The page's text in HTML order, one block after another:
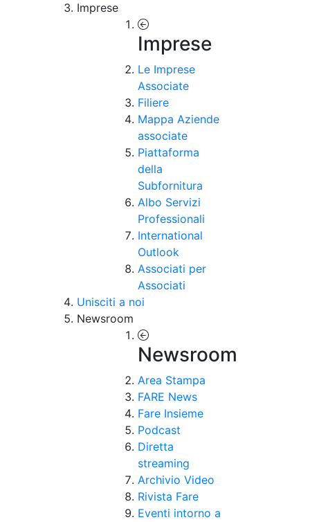
Imprese
Imprese
Le Imprese
Associate
Filiere
Mappa Aziende
associate
Piattaforma
della
Subfornitura
Albo Servizi
Professionali
International
Outlook
Associati per
Associati
Unisciti a noi
Newsroom
Newsroom
Area Stampa
FARE News
Fare Insieme
Podcast
Diretta
streaming
Archivio Video
Rivista Fare
Eventi intorno a